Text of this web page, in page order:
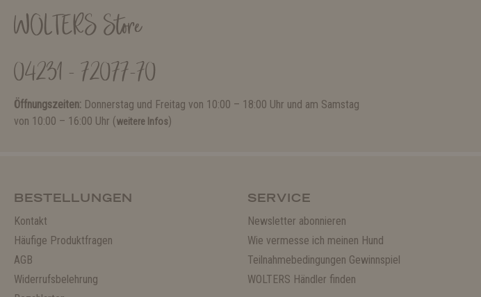
WOLTERS Store
04231 - 72077-70
Öffnungszeiten: Donnerstag und Freitag von 10:00 – 18:00 Uhr und am Samstag
von 10:00 – 16:00 Uhr (weitere Infos)
BESTELLUNGEN
Kontakt
Häufige Produktfragen
AGB
Widerrufsbelehrung
SERVICE
Newsletter abonnieren
Wie vermesse ich meinen Hund
Teilnahmebedingungen Gewinnspiel
WOLTERS Händler finden